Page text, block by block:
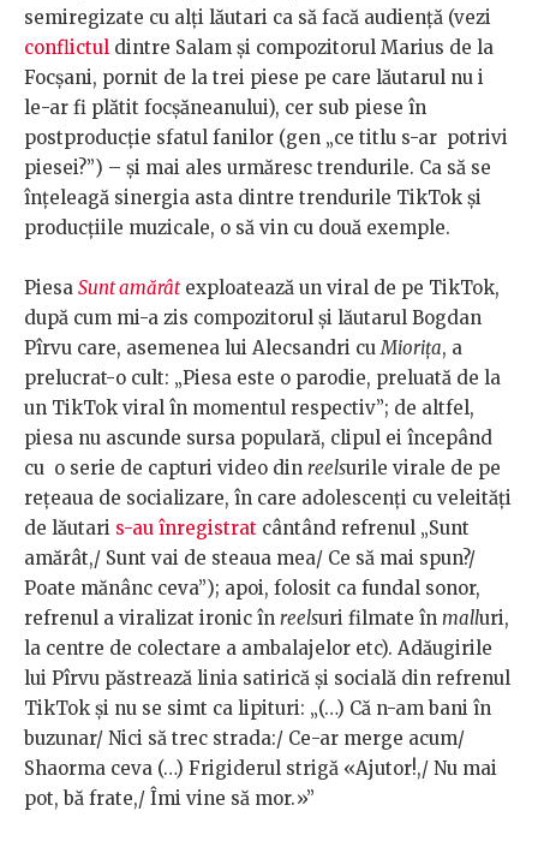
semiregizate cu alți lăutari ca să facă audiență (vezi
conflictul dintre Salam și compozitorul Marius de la
Focșani, pornit de la trei piese pe care lăutarul nu i
le-ar fi plătit focșăneanului), cer sub piese în
postproducție sfatul fanilor (gen „ce titlu s-ar potrivi
piesei?”) – și mai ales urmăresc trendurile. Ca să se
înțeleagă sinergia asta dintre trendurile TikTok și
producțiile muzicale, o să vin cu două exemple.
Piesa Sunt amărâtexploatează un viral de pe TikTok,
după cum mi-a zis compozitorul și lăutarul Bogdan
Pîrvu care, asemenea lui Alecsandri cuMiorița, a
prelucrat-o cult: „Piesa este o parodie, preluată de la
un TikTok viral în momentul respectiv”; de altfel,
piesa nu ascunde sursa populară, clipul ei începând
cu o serie de capturi video din reelsurile virale de pe
rețeaua de socializare, în care adolescenți cu veleități
de lăutari s-au înregistrat cântând refrenul „Sunt
amărât,/ Sunt vai de steaua mea/ Ce să mai spun?/
Poate mănânc ceva”); apoi, folosit ca fundal sonor,
refrenul a viralizat ironic în reelsuri filmate în malluri,
la centre de colectare a ambalajelor etc). Adăugirile
lui Pîrvu păstrează linia satirică și socială din refrenul
TikTok și nu se simt ca lipituri: „(…) Că n-am bani în
buzunar/ Nici să trec strada:/ Ce-ar merge acum/
Shaorma ceva (…) Frigiderul strigă «Ajutor!,/ Nu mai
pot, bă frate,/ Îmi vine să mor.»”